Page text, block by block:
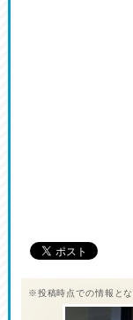
※投稿時点での情報とな